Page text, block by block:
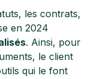
les contrats,
en 2024
. Ainsi, pour
le client
qui le font